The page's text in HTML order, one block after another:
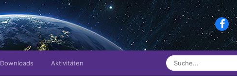
Downloads Aktivitäten